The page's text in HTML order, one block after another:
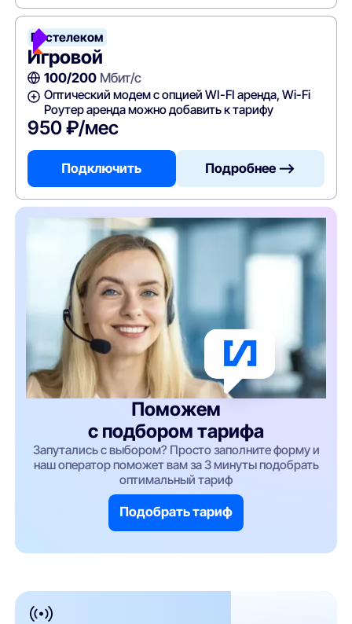
Ростелеком
Игровой
100/200Мбит/с
Оптический модем с опцией WI-FI аренда, Wi-Fi
Роутер аренда можно добавить к тарифу
950 ₽/мес
Подключить Подробнее —>
Поможем
с подбором тарифа
Запутались с выбором? Просто заполните форму и
наш оператор поможет вам за 3 минуты подобрать
оптимальный тариф
Подобрать тариф